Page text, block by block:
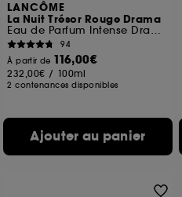
LANCÔME
La Nuit Trésor Rouge Drama
Eau de Parfum Intense Dramatiquement Délicieuse
94
À partir de 116,00€
232,00€ / 100ml
2 contenances disponibles
Ajouter au panier